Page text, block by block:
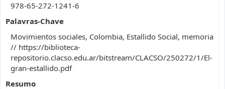
978-65-272-1241-6
Palavras-Chave
Movimientos sociales, Colombia, Estallido Social, memoria
// https://biblioteca-
repositorio.clacso.edu.ar/bitstream/CLACSO/250272/1/El-
gran-estallido.pdf
Resumo